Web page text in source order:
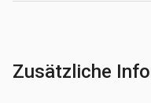
Zusätzliche